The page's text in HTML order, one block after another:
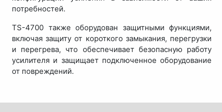
потребностей.
TS-4700 также оборудован защитными функциями,
включая защиту от короткого замыкания, перегрузки
и перегрева, что обеспечивает безопасную работу
усилителя и защищает подключенное оборудование
от повреждений.